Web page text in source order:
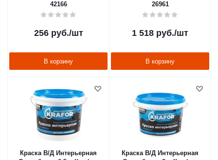
42166
256руб./шт
В корзину
26961
1 518 руб./шт
В корзину
Краска В/Д Интерьерная
Краска В/Д Интерьерная